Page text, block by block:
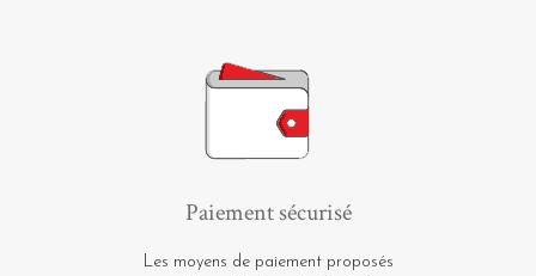
Paiement sécurisé
Les moyens de paiement proposés